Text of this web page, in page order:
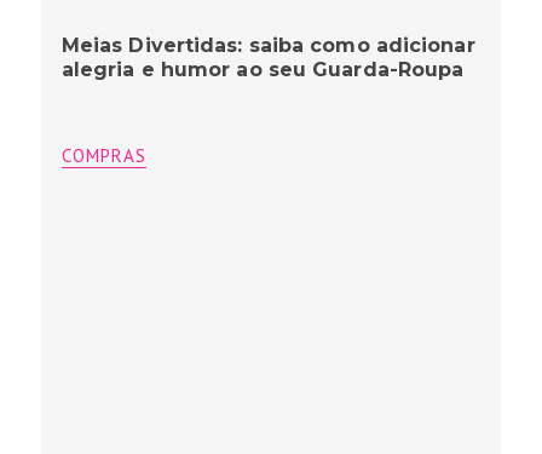
Meias Divertidas: saiba como adicionar
alegria e humor ao seu Guarda-Roupa
COMPRAS